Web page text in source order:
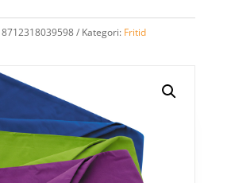
8712318039598 Kategori: Fritid